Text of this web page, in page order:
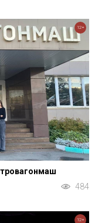
484
12+
12+